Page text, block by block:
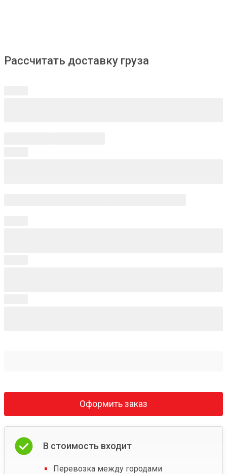
Рассчитать доставку груза
Оформить заказ
В стоимость входит
Перевозка между городами